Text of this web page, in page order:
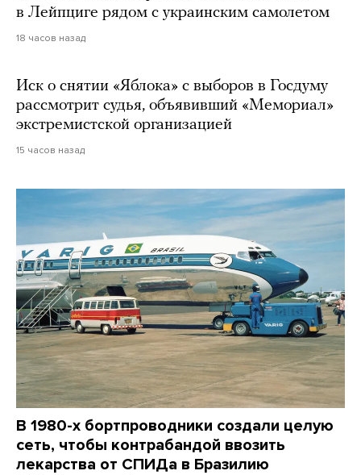
в Лейпциге рядом с украинским самолетом
18 часов назад
Иск о снятии «Яблока» с выборов в Госдуму
рассмотрит судья, объявивший «Мемориал»
экстремистской организацией
15 часов назад
В 1980-х бортпроводники создали целую
сеть, чтобы контрабандой ввозить
лекарства от СПИДа в Бразилию